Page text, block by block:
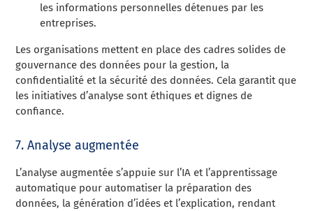
les informations personnelles détenues par les
entreprises.
Les organisations mettent en place des cadres solides de
gouvernance des données pour la gestion, la
confidentialité et la sécurité des données. Cela garantit que
les initiatives d’analyse sont éthiques et dignes de
confiance.
7. Analyse augmentée
L’analyse augmentée s’appuie sur l’IA et l’apprentissage
automatique pour automatiser la préparation des
données, la génération d’idées et l’explication, rendant